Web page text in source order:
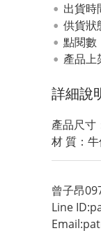
出貨時
供貨狀
點閱數
產品上
詳細說
產品尺寸
材 質：牛
曾子昂
Line